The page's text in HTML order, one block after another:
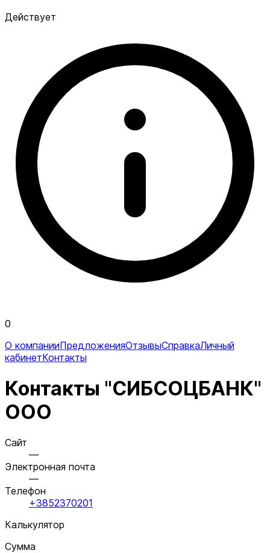
Действует
0
О компанииПредложенияОтзывыСправкаЛичный
кабинетКонтакты
Контакты "СИБСОЦБАНК"
ООО
Сайт
—
Электронная почта
—
Телефон
+3852370201
Калькулятор
Сумма